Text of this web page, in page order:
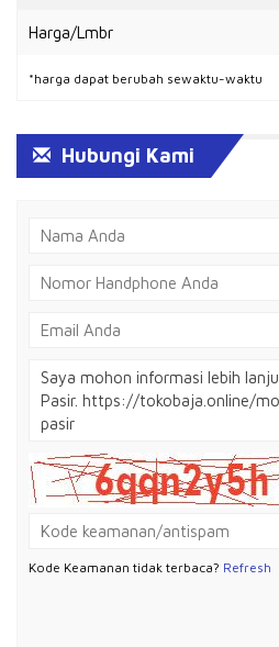
Harga/Lmbr
*harga dapat berubah sewaktu-waktu
Hubungi Kami
Kode Keamanan tidak terbaca? Refresh